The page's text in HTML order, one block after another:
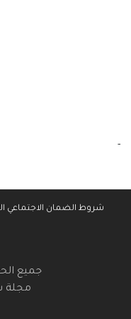
-
شروط الضمان الاجتماعي
جميع
مجلة سهم